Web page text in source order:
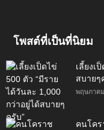
โพสต์ที่เป็นที่นิยม
เลี้ยงเ
สบายๆ
พฤษภาค
คนโคร